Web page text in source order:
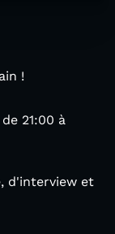
!
21:00 à
d'interview et